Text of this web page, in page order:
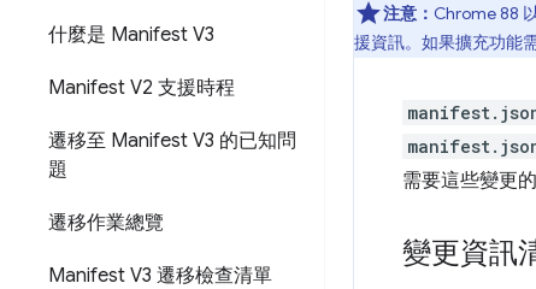
什麼是 Manifest V3
Manifest V2 支援時程
遷移至 Manifest V3 的已知問
題
遷移作業總覽
Manifest V3 遷移檢查清單
注意： Chrome 88
援資訊。如果擴充功能
需要這些變更
變更資訊